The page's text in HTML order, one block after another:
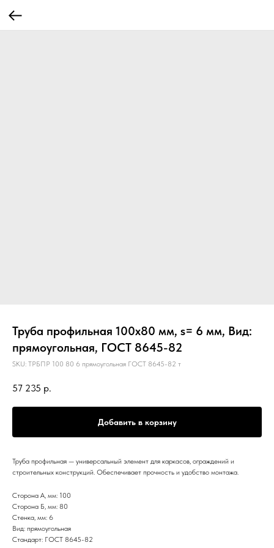
Труба профильная 100х80 мм, s= 6 мм, Вид:
прямоугольная, ГОСТ 8645-82
SKU: ТРБПР 100 80 6 прямоугольная ГОСТ 8645-82 т
57 235 р.
Добавить в корзину
Труба профильная — универсальный элемент для каркасов, ограждений и
строительных конструкций. Обеспечивает прочность и удобство монтажа.
Сторона А, мм: 100
Сторона Б, мм: 80
Стенка, мм: 6
Вид: прямоугольная
Стандарт: ГОСТ 8645-82